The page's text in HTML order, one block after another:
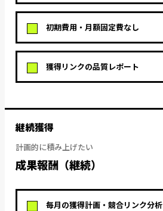
初期費用・月額固定費なし
獲得リンクの品質レポート
継続獲得
計画的に積み上げたい
成果報酬（継続）
毎月の獲得計画・競合リンク分析